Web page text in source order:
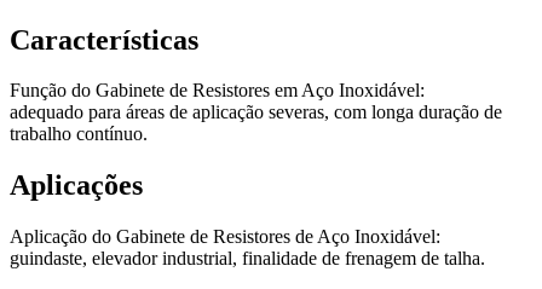
Características
Função do Gabinete de Resistores em Aço Inoxidável:
adequado para áreas de aplicação severas, com longa duração de
trabalho contínuo.
Aplicações
Aplicação do Gabinete de Resistores de Aço Inoxidável:
guindaste, elevador industrial, finalidade de frenagem de talha.